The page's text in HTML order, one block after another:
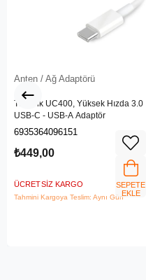
Anten / Ağ Adaptörü
TP-Link UC400, Yüksek Hızda 3.0
USB-C - USB-A Adaptör
6935364096151
₺449,00
ÜCRETSIZ KARGO
Tahmini Kargoya Teslim: Aynı Gün
SEPETE
EKLE